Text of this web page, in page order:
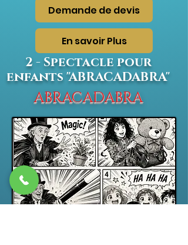
Demande de devis
En savoir Plus
2 - Spectacle pour
enfants "ABRACADABRA"
ABRACADABRA